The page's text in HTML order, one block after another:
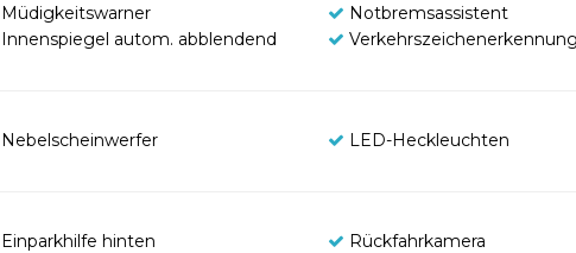
Müdigkeitswarner
Notbremsassistent
Innenspiegel autom. abblendend
Verkehrszeichenerkennung
Nebelscheinwerfer
LED-Heckleuchten
Einparkhilfe hinten Rückfahrkamera